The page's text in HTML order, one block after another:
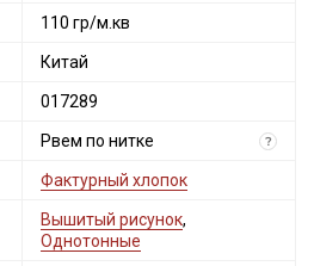
110 гр/м.кв
Китай
017289
Рвем по нитке ?
Фактурный хлопок
Вышитый рисунок,
Однотонные